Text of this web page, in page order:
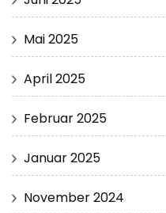
Mai 2025
April 2025
Februar 2025
Januar 2025
November 2024